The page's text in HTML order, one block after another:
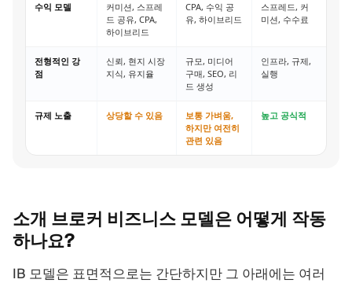
수익 모델
커미션, 스프레
드 공유, CPA,
하이브리드
CPA, 수익 공
유, 하이브리드
스프레드, 커
미션, 수수료
전형적인 강
점
신뢰, 현지 시장
지식, 유지율
규모, 미디어
구매, SEO, 리
드 생성
인프라, 규제,
실행
규제 노출 상당할 수 있음
보통 가벼움,
하지만 여전히
관련 있음
높고 공식적
소개 브로커 비즈니스 모델은 어떻게 작동
하나요?
IB 모델은 표면적으로는 간단하지만 그 아래에는 여러